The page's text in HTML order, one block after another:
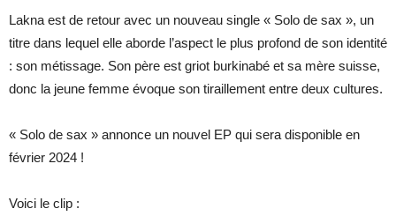
Lakna est de retour avec un nouveau single « Solo de sax », un
titre dans lequel elle aborde l’aspect le plus profond de son identité
: son métissage. Son père est griot burkinabé et sa mère suisse,
donc la jeune femme évoque son tiraillement entre deux cultures.
« Solo de sax » annonce un nouvel EP qui sera disponible en
février 2024 !
Voici le clip :